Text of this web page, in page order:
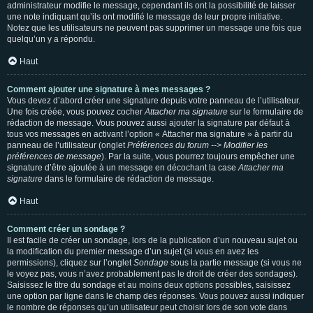
administrateur modifie le message, cependant ils ont la possibilité de laisser
une note indiquant qu’ils ont modifié le message de leur propre initiative.
Notez que les utilisateurs ne peuvent pas supprimer un message une fois que
quelqu’un y a répondu.
Haut
Comment ajouter une signature à mes messages ?
Vous devez d’abord créer une signature depuis votre panneau de l’utilisateur.
Une fois créée, vous pouvez cocherAttacher ma signature sur le formulaire de
rédaction de message. Vous pouvez aussi ajouter la signature par défaut à
tous vos messages en activant l’option « Attacher ma signature » à partir du
panneau de l’utilisateur (ongletPréférences du forum --> Modifier les
préférences de message). Par la suite, vous pourrez toujours empêcher une
signature d’être ajoutée à un message en décochant la caseAttacher ma
signature dans le formulaire de rédaction de message.
Haut
Comment créer un sondage ?
Il est facile de créer un sondage, lors de la publication d’un nouveau sujet ou
la modification du premier message d’un sujet (si vous en avez les
permissions), cliquez sur l’ongletSondage sous la partie message (si vous ne
le voyez pas, vous n’avez probablement pas le droit de créer des sondages).
Saisissez le titre du sondage et au moins deux options possibles, saisissez
une option par ligne dans le champ des réponses. Vous pouvez aussi indiquer
le nombre de réponses qu’un utilisateur peut choisir lors de son vote dans